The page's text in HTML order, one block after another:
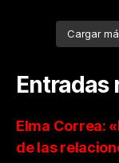
Cargar
Entradas
Elma Correa:
de las